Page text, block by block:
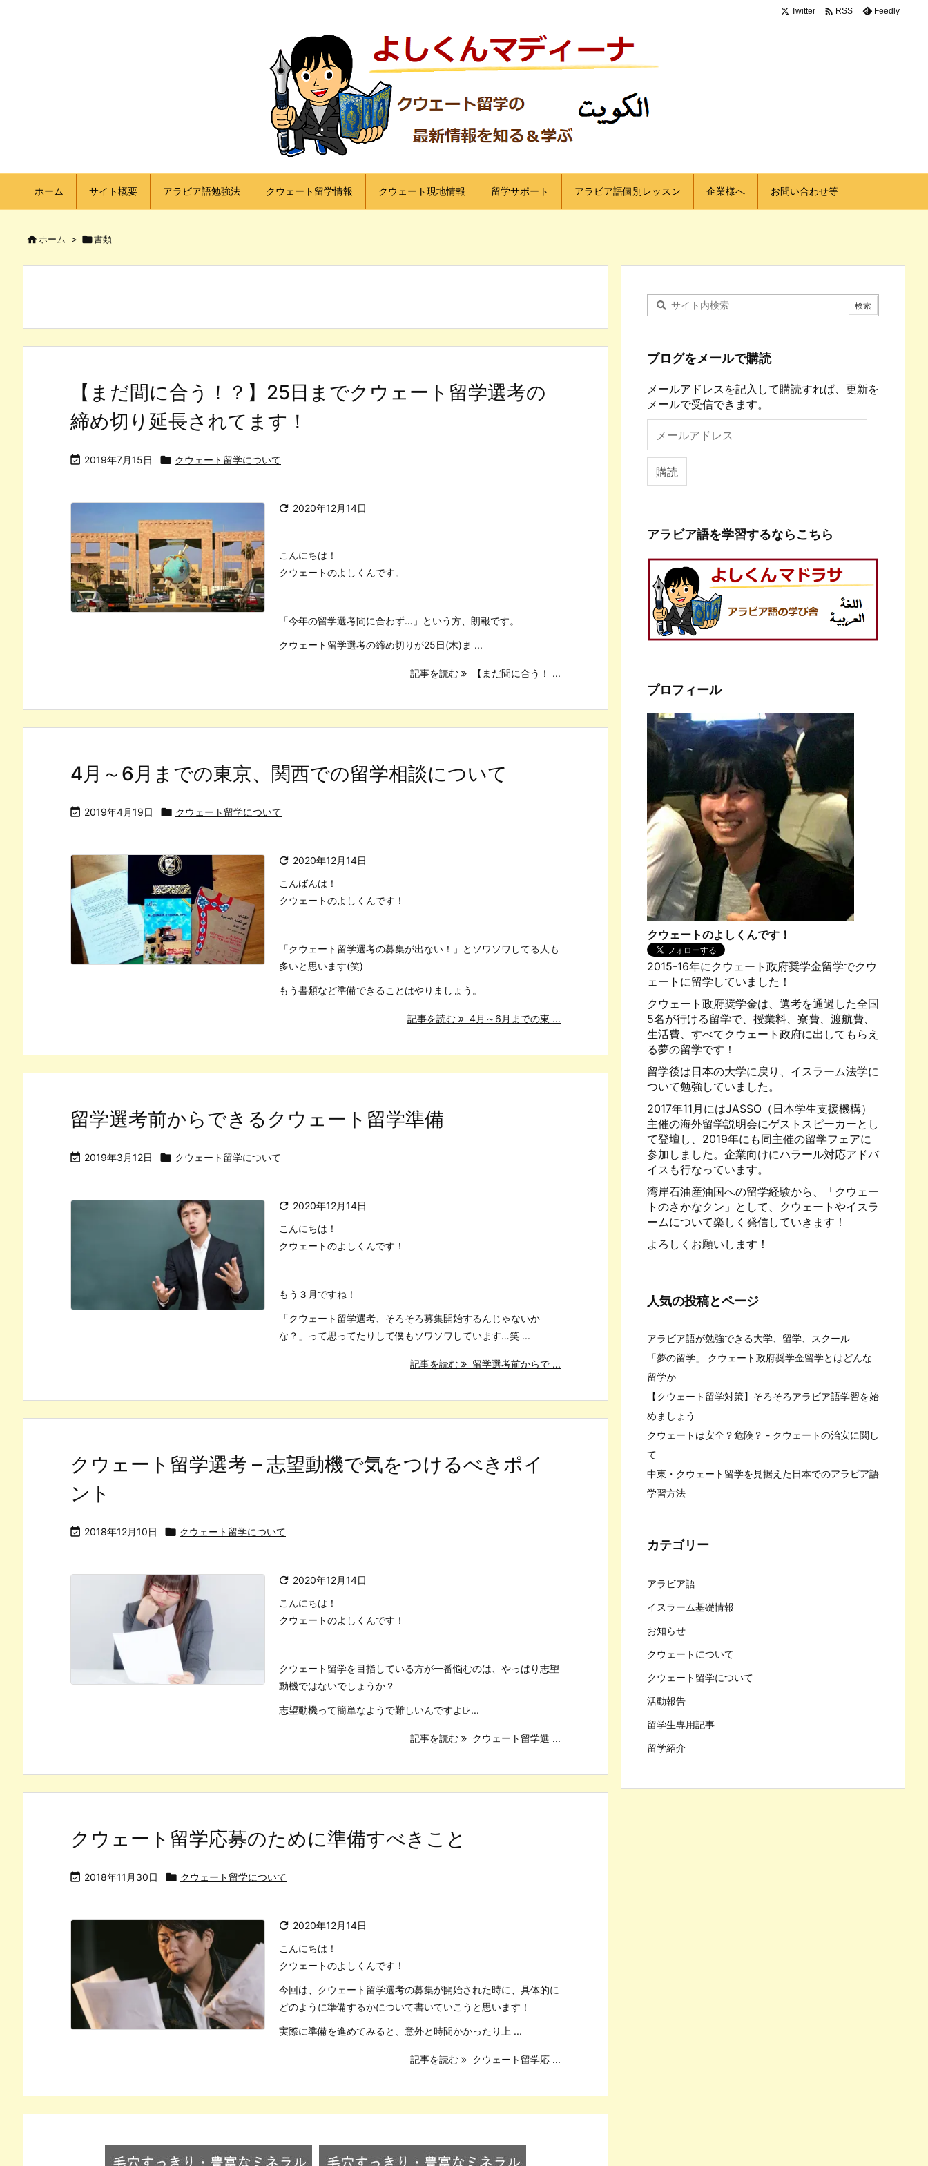
ホーム サイト概要 アラビア語勉強法 クウェート留学情報 クウェート現地情報 留学サポート アラビア語個別レッスン 企業様へ お問い合わせ等
Twitter  RSS Feedly
ホーム > 書類
【まだ間に合う！？】25日までクウェート留学選考の
締め切り延長されてます！
 2019年7月15日  クウェート留学について
 2020年12月14日
こんにちは！
クウェートのよしくんです。
「今年の留学選考間に合わず…」という方、朗報です。
クウェート留学選考の締め切りが25日(木)ま ...
記事を読む 【まだ間に合う！ ...
4月～6月までの東京、関西での留学相談について
 2019年4月19日  クウェート留学について
 2020年12月14日
こんばんは！
クウェートのよしくんです！
「クウェート留学選考の募集が出ない！」とソワソワしてる人も
多いと思います(笑)
もう書類など準備できることはやりましょう。
記事を読む 4月～6月までの東 ...
留学選考前からできるクウェート留学準備
 2019年3月12日  クウェート留学について
 2020年12月14日
こんにちは！
クウェートのよしくんです！
もう３月ですね！
「クウェート留学選考、そろそろ募集開始するんじゃないか
な？」って思ってたりして僕もソワソワしています…笑 ...
記事を読む 留学選考前からで ...
クウェート留学選考 – 志望動機で気をつけるべきポイ
ント
 2018年12月10日  クウェート留学について
 2020年12月14日
こんにちは！
クウェートのよしくんです！
クウェート留学を目指している方が一番悩むのは、やっぱり志望
動機ではないでしょうか？
志望動機って簡単なようで難しいんですよね̷ ...
記事を読む クウェート留学選 ...
クウェート留学応募のために準備すべきこと
 2018年11月30日  クウェート留学について
 2020年12月14日
こんにちは！
クウェートのよしくんです！
今回は、クウェート留学選考の募集が開始された時に、具体的に
どのように準備するかについて書いていこうと思います！
実際に準備を進めてみると、意外と時間かかったり上 ...
記事を読む クウェート留学応 ...
ブログをメールで購読
メールアドレスを記入して購読すれば、更新を
メールで受信できます。
ル
ア
ド
購読
アラビア語を学習するならこちら
プロフィール
クウェートのよしくんです！
2015-16年にクウェート政府奨学金留学でクウ
ェートに留学していました！
クウェート政府奨学金は、選考を通過した全国
5名が行ける留学で、授業料、寮費、渡航費、
生活費、すべてクウェート政府に出してもらえ
る夢の留学です！
留学後は日本の大学に戻り、イスラーム法学に
ついて勉強していました。
2017年11月にはJASSO（日本学生支援機構）
主催の海外留学説明会にゲストスピーカーとし
て登壇し、2019年にも同主催の留学フェアに
参加しました。企業向けにハラール対応アドバ
イスも行なっています。
湾岸石油産油国への留学経験から、「クウェー
トのさかなクン」として、クウェートやイスラ
ームについて楽しく発信していきます！
よろしくお願いします！
人気の投稿とページ
アラビア語が勉強できる大学、留学、スクール
「夢の留学」 クウェート政府奨学金留学とはどんな
留学か
【クウェート留学対策】そろそろアラビア語学習を始
めましょう
クウェートは安全？危険？ - クウェートの治安に関し
て
中東・クウェート留学を見据えた日本でのアラビア語
学習方法
カテゴリー
アラビア語
イスラーム基礎情報
お知らせ
クウェートについて
クウェート留学について
活動報告
留学生専用記事
留学紹介